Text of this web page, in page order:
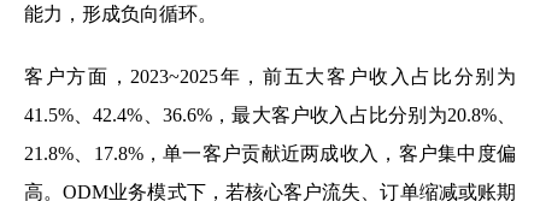
能力，形成负向循环。
客户方面，2023~2025年，前五大客户收入占比分别为
41.5%、42.4%、36.6%，最大客户收入占比分别为20.8%、
21.8%、17.8%，单一客户贡献近两成收入，客户集中度偏
高。ODM业务模式下，若核心客户流失、订单缩减或账期